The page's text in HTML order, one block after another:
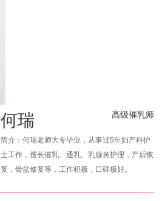
何瑞 高级催乳师
简介：何瑞老师大专毕业，从事过5年妇产科护
士工作，擅长催乳、通乳、乳腺炎护理，产后恢
复，骨盆修复等，工作积极，口碑极好。